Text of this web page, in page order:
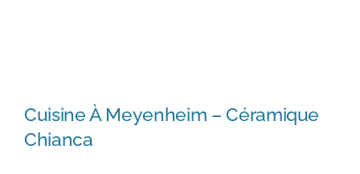
Cuisine À Meyenheim – Céramique
Chianca